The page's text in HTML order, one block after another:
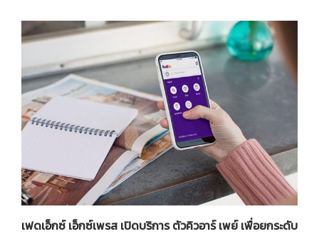
เฟดเอ็กซ์ เอ็กซ์เพรส เปิดบริการ ตัวคิวอาร์ เพย์ เพื่อยกระดับ